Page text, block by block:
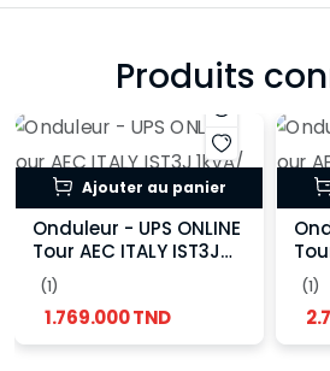
Produits
Ajouter au panier
Onduleur - UPS ONLINE
Tour AEC ITALY IST3J
1kVA/ 1kW
(1)
1.769.000 TND
(1)